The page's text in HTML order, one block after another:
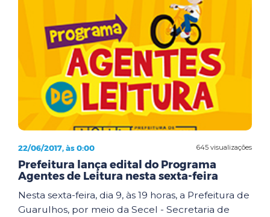
645 visualizações
22/06/2017, às 0:00
Prefeitura lança edital do Programa
Agentes de Leitura nesta sexta-feira
Nesta sexta-feira, dia 9, às 19 horas, a Prefeitura de
Guarulhos, por meio da Secel - Secretaria de